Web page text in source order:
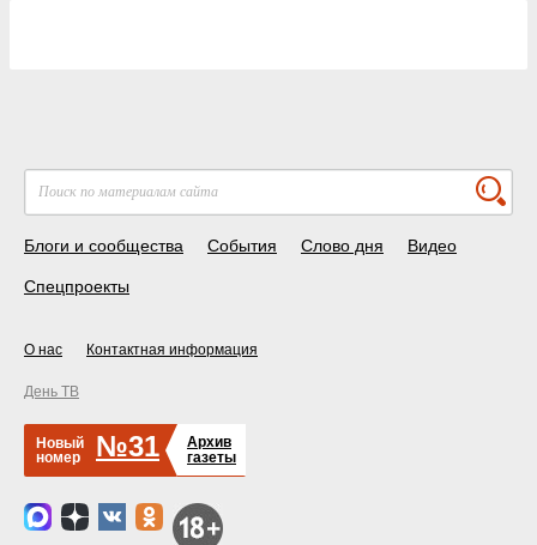
Блоги и сообщества События Слово дня Видео
Спецпроекты
О нас Контактная информация
День ТВ
Новый
номер
№31
Архив
газеты